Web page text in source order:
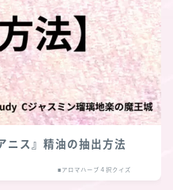
ニス』精油の抽出方法
■アロマハーブ４択クイズ